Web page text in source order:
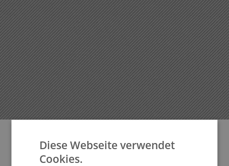
Diese Webseite verwendet
Cookies.